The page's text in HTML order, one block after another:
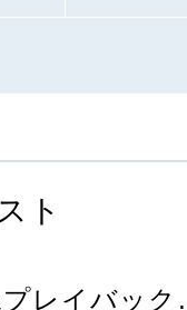
ト
プレイバッ